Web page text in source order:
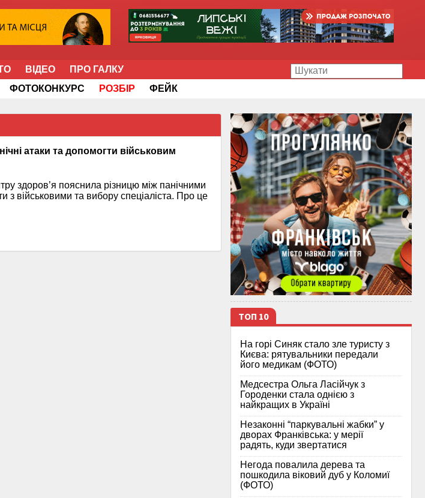
ВІДЕО
ПРО ГАЛКУ
ФОТОКОНКУРС РОЗБІР ФЕЙК
атаки та допомогти військовим
здоров’я пояснила різницю між панічними
військовими та вибору спеціаліста. Про це
ТОП 10
На горі Синяк стало зле туристу з
Києва: рятувальники передали
його медикам (ФОТО)
Медсестра Ольга Ласійчук з
Городенки стала однією з
найкращих в Україні
Незаконні “паркувальні жабки” у
дворах Франківська: у мерії
радять, куди звертатися
Негода повалила дерева та
пошкодила віковий дуб у Коломиї
(ФОТО)